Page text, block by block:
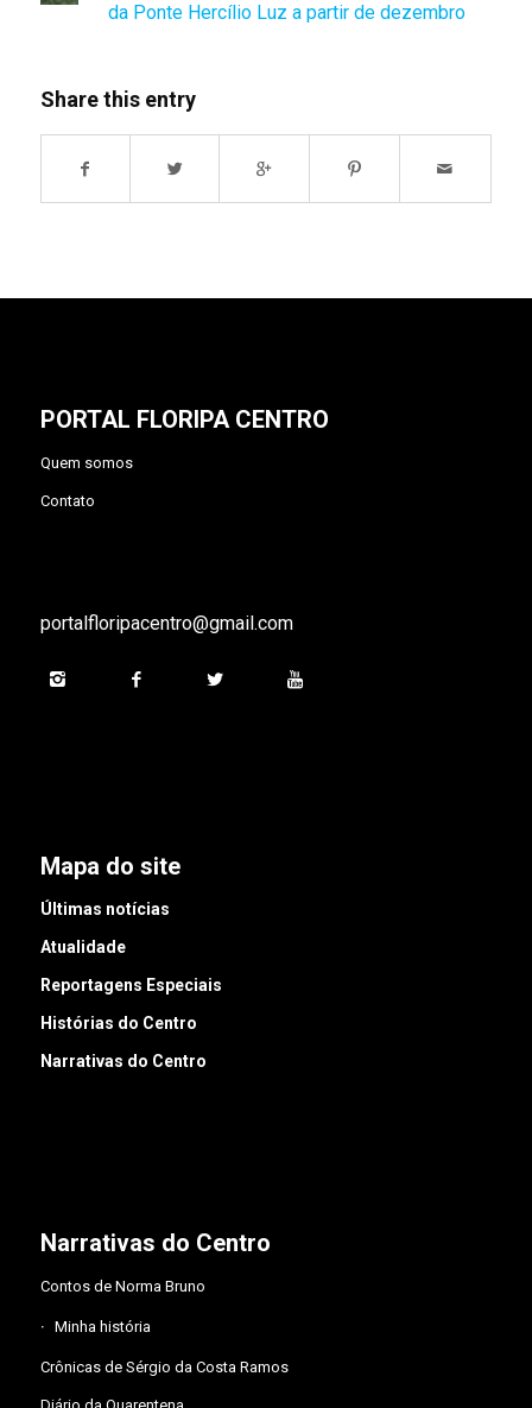
da Ponte Hercílio Luz a partir de dezembro
Share this entry
PORTAL FLORIPA CENTRO
Quem somos
Contato
portalfloripacentro@gmail.com
Mapa do site
Últimas notícias
Atualidade
Reportagens Especiais
Histórias do Centro
Narrativas do Centro
Narrativas do Centro
Contos de Norma Bruno
Minha história
Crônicas de Sérgio da Costa Ramos